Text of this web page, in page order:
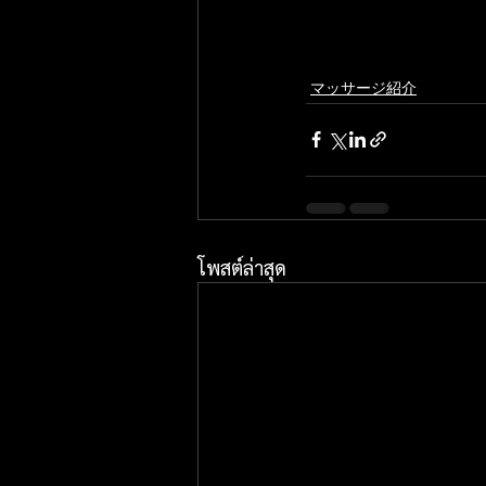
マッサージ紹介
โพสต์ล่าสุด